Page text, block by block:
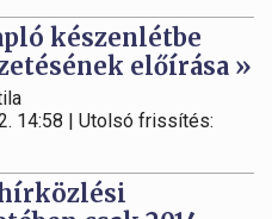
készenlétbe
előírása »
14:58 | Utolsó frissítés: